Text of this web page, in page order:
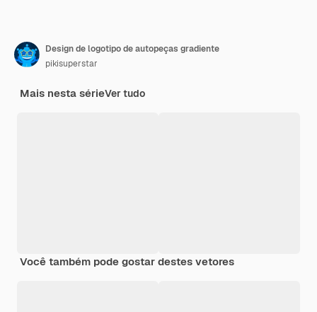
Design de logotipo de autopeças gradiente
pikisuperstar
Mais nesta sérieVer tudo
Você também pode gostar destes vetores